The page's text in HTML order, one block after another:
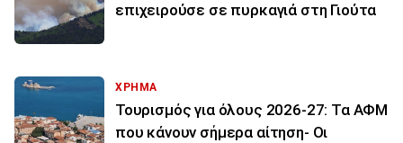
επιχειρούσε σε πυρκαγιά στη Γιούτα
ΧΡΗΜΑ
Τουρισμός για όλους 2026-27: Τα ΑΦΜ
που κάνουν σήμερα αίτηση- Οι